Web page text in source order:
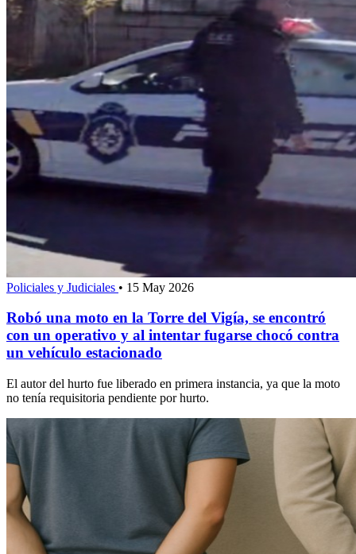
Policiales y Judiciales • 15 May 2026
Robó una moto en la Torre del Vigía, se encontró
con un operativo y al intentar fugarse chocó contra
un vehículo estacionado
El autor del hurto fue liberado en primera instancia, ya que la moto
no tenía requisitoria pendiente por hurto.